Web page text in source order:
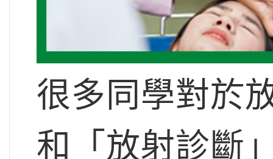
很多同學對於
和「放射診斷